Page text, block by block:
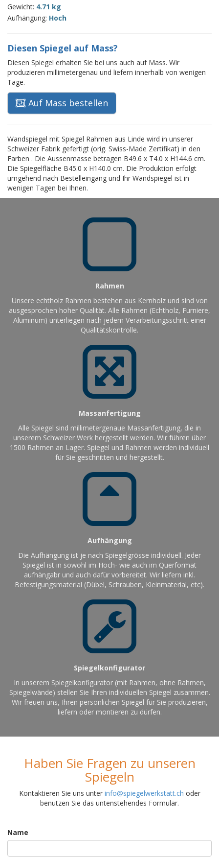
Gewicht: 4.71 kg
Aufhängung: Hoch
Diesen Spiegel auf Mass?
Diesen Spiegel erhalten Sie bei uns auch auf Mass. Wir
produzieren millimetergenau und liefern innerhalb von wenigen
Tage.
Auf Mass bestellen
Wandspiegel mit Spiegel Rahmen aus Linde wird in unserer
Schweizer Fabrik gefertigt (orig. Swiss-Made Zertifikat) in den
Farben . Die Aussenmasse betragen B49.6 x T4.0 x H144.6 cm.
Die Spiegelfläche B45.0 x H140.0 cm. Die Produktion erfolgt
umgehend nach Bestelleingang und Ihr Wandspiegel ist in
wenigen Tagen bei Ihnen.
Rahmen
Unsere echtholz Rahmen bestehen aus Kernholz und sind von
ausgesprochen hoher Qualität. Alle Rahmen (Echtholz, Furniere,
Aluminum) unterliegen nach jedem Verarbeitungsschritt einer
Qualitätskontrolle.
Massanfertigung
Alle Spiegel sind millimetergenaue Massanfertigung, die in
unserem Schweizer Werk hergestellt werden. Wir führen über
1500 Rahmen an Lager. Spiegel und Rahmen werden individuell
für Sie geschnitten und hergestellt.
Aufhängung
Die Aufhängung ist je nach Spiegelgrösse individuell. Jeder
Spiegel ist in sowohl im Hoch- wie auch im Querformat
aufhängabr und auch dafür vorbereitet. Wir liefern inkl.
Befestigungsmaterial (Dübel, Schrauben, Kleinmaterial, etc).
Spiegelkonfigurator
In unserem Spiegelkonfigurator (mit Rahmen, ohne Rahmen,
Spiegelwände) stellen Sie Ihren individuellen Spiegel zusammen.
Wir freuen uns, Ihren persönlichen Spiegel für Sie produzieren,
liefern oder montieren zu dürfen.
Haben Sie Fragen zu unseren
Spiegeln
Kontaktieren Sie uns unter info@spiegelwerkstatt.ch oder
benutzen Sie das untenstehendes Formular.
Name